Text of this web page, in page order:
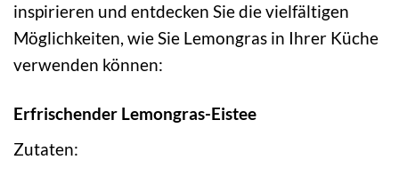
inspirieren und entdecken Sie die vielfältigen
Möglichkeiten, wie Sie Lemongras in Ihrer Küche
verwenden können:
Erfrischender Lemongras-Eistee
Zutaten: